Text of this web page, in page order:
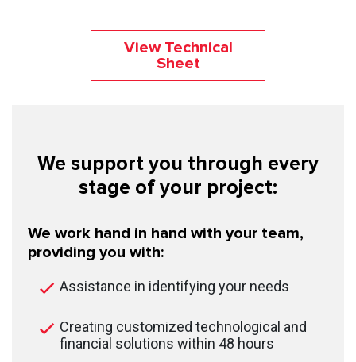
View Technical
Sheet
We support you through every
stage of your project:
We work hand in hand with your team,
providing you with:
Assistance in identifying your needs
Creating customized technological and
financial solutions within 48 hours